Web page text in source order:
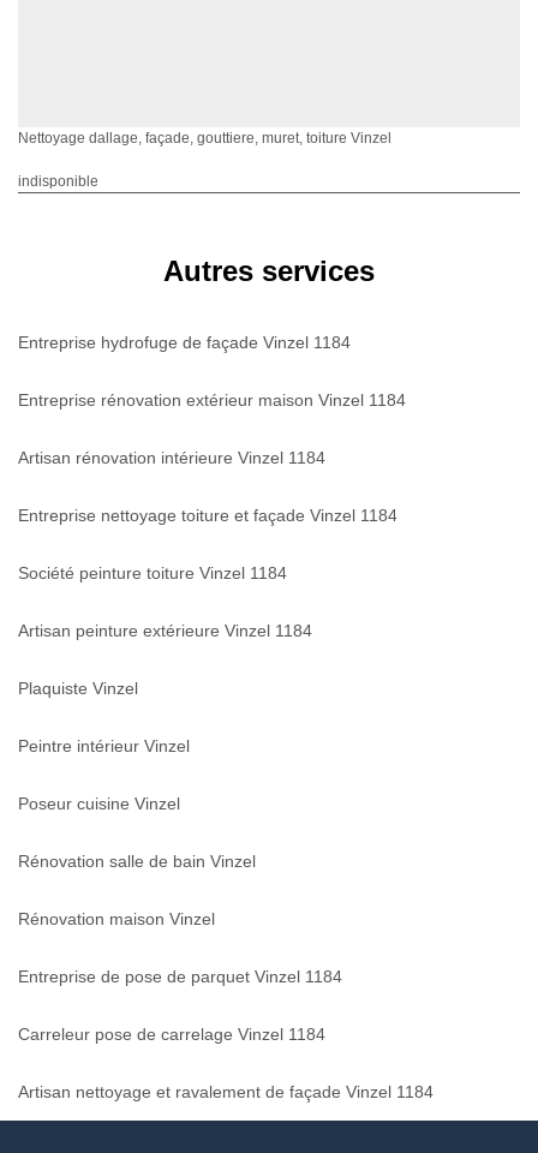
Nettoyage dallage, façade, gouttiere, muret, toiture Vinzel
indisponible
Autres services
Entreprise hydrofuge de façade Vinzel 1184
Entreprise rénovation extérieur maison Vinzel 1184
Artisan rénovation intérieure Vinzel 1184
Entreprise nettoyage toiture et façade Vinzel 1184
Société peinture toiture Vinzel 1184
Artisan peinture extérieure Vinzel 1184
Plaquiste Vinzel
Peintre intérieur Vinzel
Poseur cuisine Vinzel
Rénovation salle de bain Vinzel
Rénovation maison Vinzel
Entreprise de pose de parquet Vinzel 1184
Carreleur pose de carrelage Vinzel 1184
Artisan nettoyage et ravalement de façade Vinzel 1184